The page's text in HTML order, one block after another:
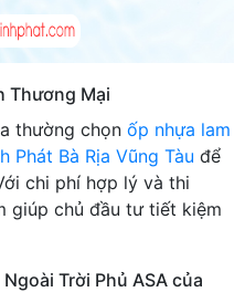
Thương Mại
thường chọn ốp nhựa lam
Phát Bà Rịa Vũng Tàu để
chi phí hợp lý và thi
giúp chủ đầu tư tiết kiệm
Trời Phủ ASA của